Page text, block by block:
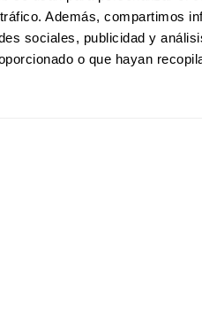
Además, compartimos
sociales, publicidad y
o que hayan